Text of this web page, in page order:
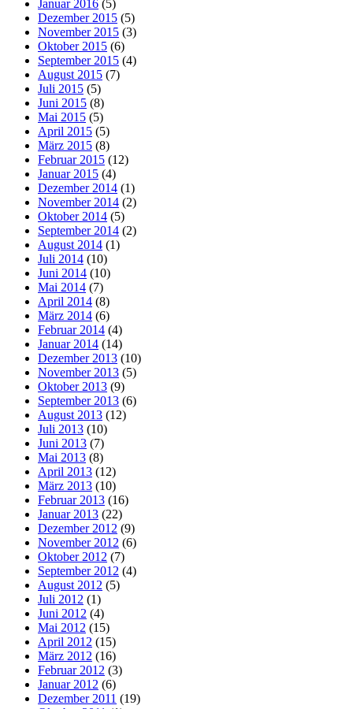
Januar 2016 (5)
Dezember 2015 (5)
November 2015 (3)
Oktober 2015 (6)
September 2015 (4)
August 2015 (7)
Juli 2015 (5)
Juni 2015 (8)
Mai 2015 (5)
April 2015 (5)
März 2015 (8)
Februar 2015 (12)
Januar 2015 (4)
Dezember 2014 (1)
November 2014 (2)
Oktober 2014 (5)
September 2014 (2)
August 2014 (1)
Juli 2014 (10)
Juni 2014 (10)
Mai 2014 (7)
April 2014 (8)
März 2014 (6)
Februar 2014 (4)
Januar 2014 (14)
Dezember 2013 (10)
November 2013 (5)
Oktober 2013 (9)
September 2013 (6)
August 2013 (12)
Juli 2013 (10)
Juni 2013 (7)
Mai 2013 (8)
April 2013 (12)
März 2013 (10)
Februar 2013 (16)
Januar 2013 (22)
Dezember 2012 (9)
November 2012 (6)
Oktober 2012 (7)
September 2012 (4)
August 2012 (5)
Juli 2012 (1)
Juni 2012 (4)
Mai 2012 (15)
April 2012 (15)
März 2012 (16)
Februar 2012 (3)
Januar 2012 (6)
Dezember 2011 (19)